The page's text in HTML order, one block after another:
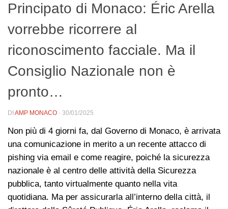
Principato di Monaco: Éric Arella
vorrebbe ricorrere al
riconoscimento facciale. Ma il
Consiglio Nazionale non è
pronto…
DI AMP MONACO · 30/01/2025
Non più di 4 giorni fa, dal Governo di Monaco, è arrivata
una comunicazione in merito a un recente attacco di
pishing via email e come reagire, poiché la sicurezza
nazionale è al centro delle attività della Sicurezza
pubblica, tanto virtualmente quanto nella vita
quotidiana. Ma per assicurarla all’interno della città, il